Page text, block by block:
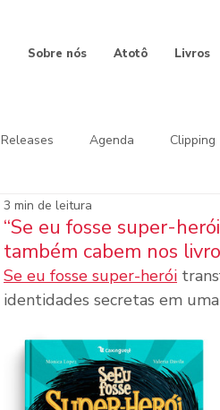
Sobre nós Atotô Livros
Releases Agenda Clipping
“Se eu fosse super-
também cabem nos
3 min de leitura
Se eu fosse super-herói
identidades secretas em